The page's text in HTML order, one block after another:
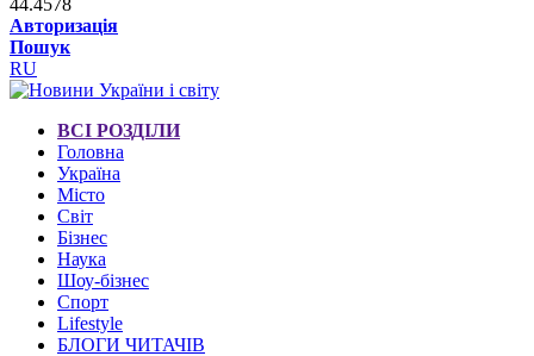
44.4578
Авторизація
Пошук
RU
ВСІ РОЗДІЛИ
Головна
Україна
Місто
Світ
Бізнес
Наука
Шоу-бізнес
Спорт
Lifestyle
БЛОГИ ЧИТАЧІВ